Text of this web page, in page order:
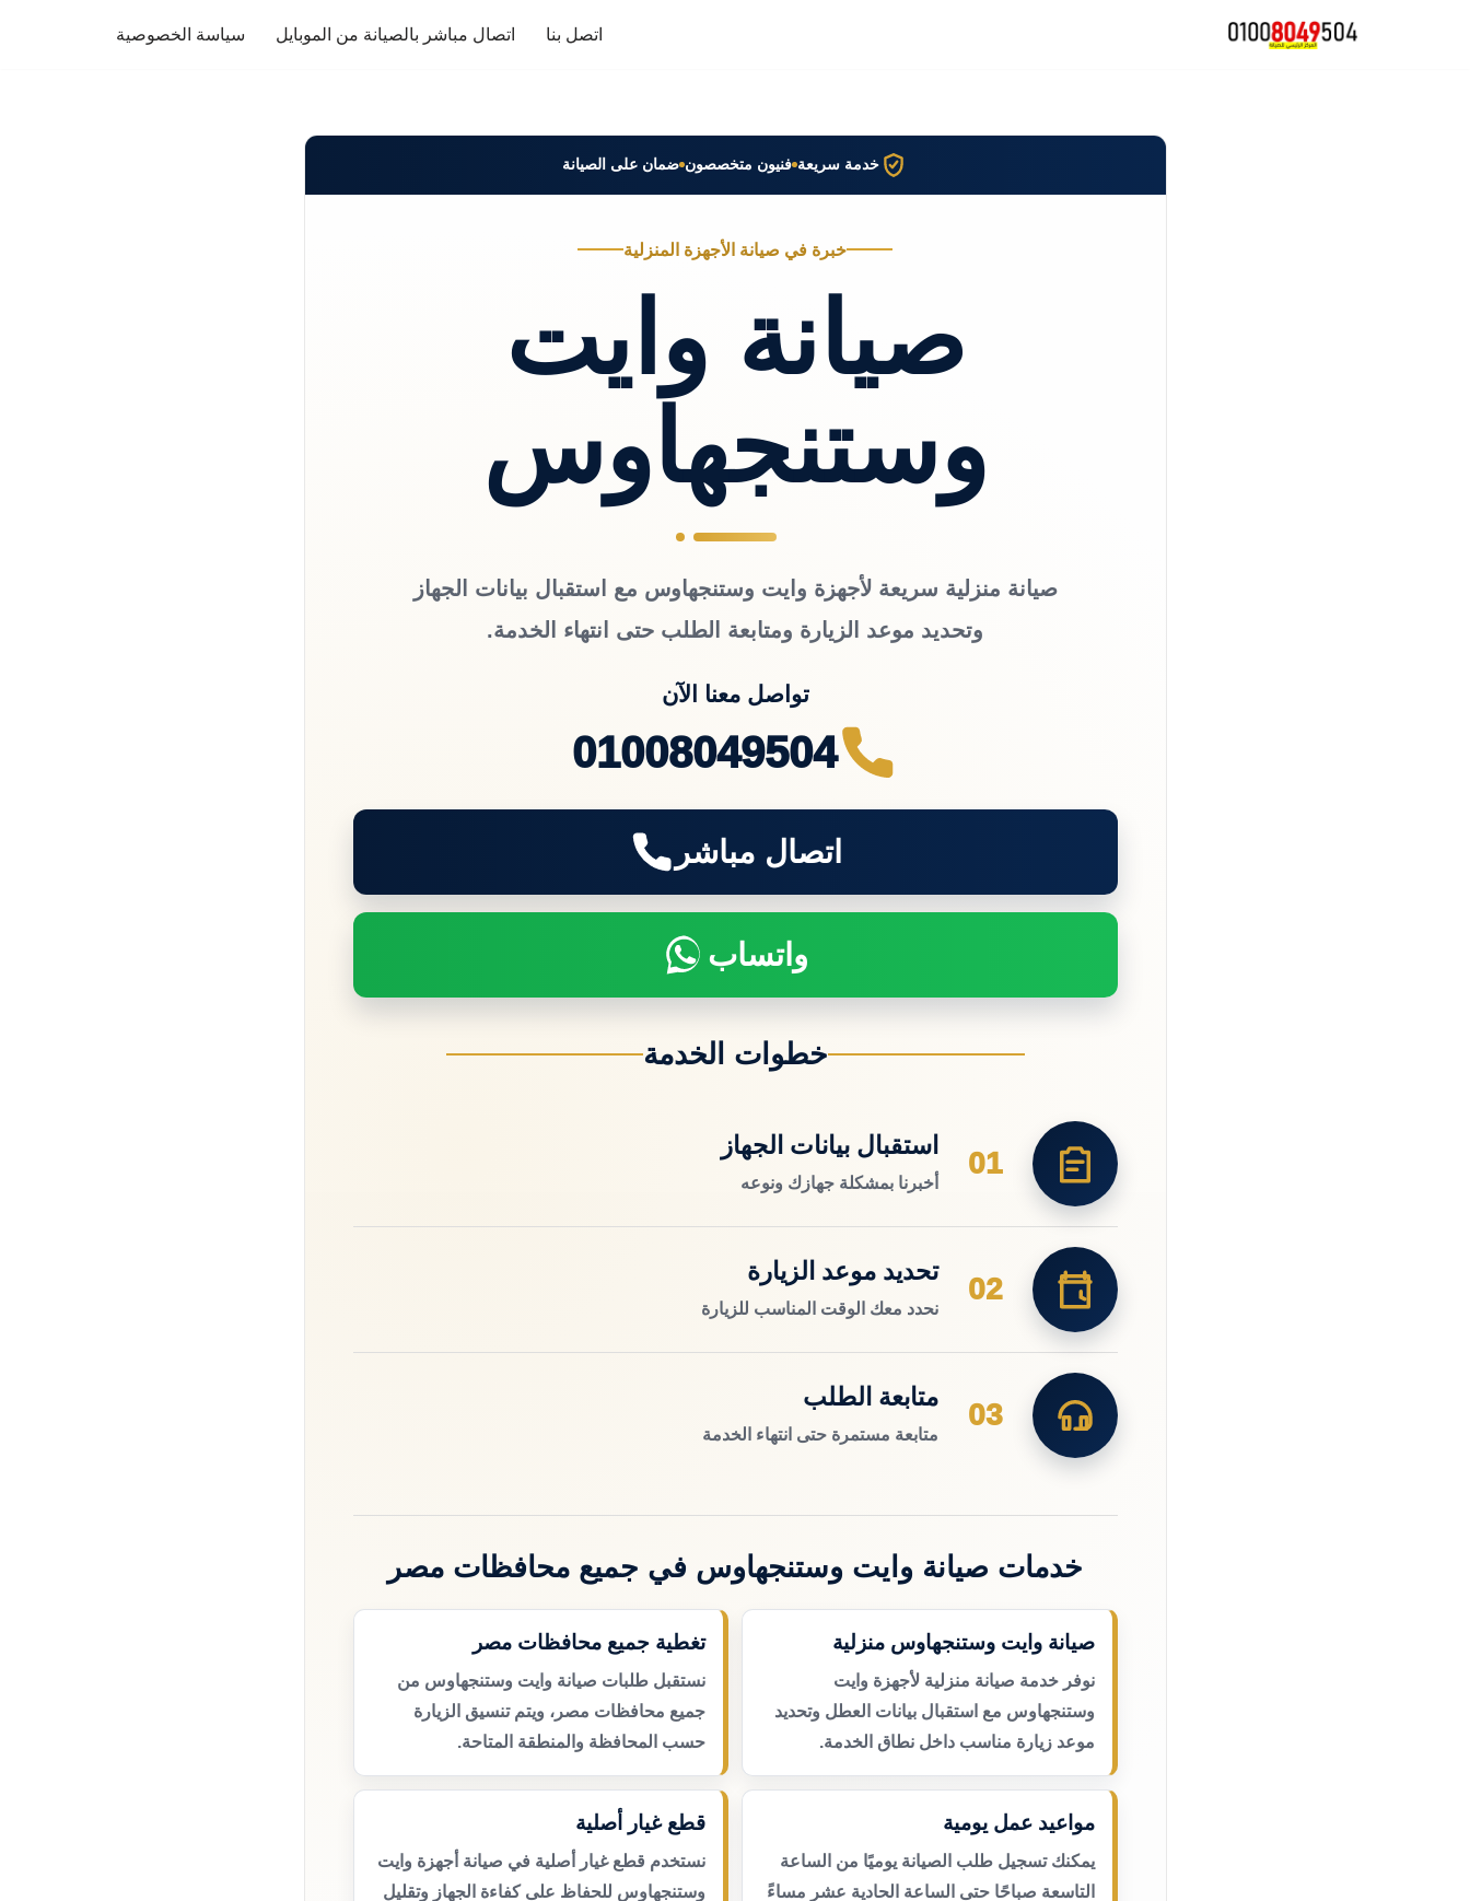
اتصل بنا اتصال مباشر بالصيانة من الموبايل سياسة الخصوصية
خدمة سريعة فنيون متخصصون ضمان على الصيانة
خبرة في صيانة الأجهزة المنزلية
صيانة وايت
وستنجهاوس
صيانة منزلية سريعة لأجهزة وايت وستنجهاوس مع استقبال بيانات الجهاز
وتحديد موعد الزيارة ومتابعة الطلب حتى انتهاء الخدمة.
تواصل معنا الآن
01008049504
اتصال مباشر
واتساب
خطوات الخدمة
01
استقبال بيانات الجهاز
أخبرنا بمشكلة جهازك ونوعه
02
تحديد موعد الزيارة
نحدد معك الوقت المناسب للزيارة
03
متابعة الطلب
متابعة مستمرة حتى انتهاء الخدمة
خدمات صيانة وايت وستنجهاوس في جميع محافظات مصر
صيانة وايت وستنجهاوس منزلية
نوفر خدمة صيانة منزلية لأجهزة وايت
وستنجهاوس مع استقبال بيانات العطل وتحديد
موعد زيارة مناسب داخل نطاق الخدمة.
تغطية جميع محافظات مصر
نستقبل طلبات صيانة وايت وستنجهاوس من
جميع محافظات مصر، ويتم تنسيق الزيارة
حسب المحافظة والمنطقة المتاحة.
مواعيد عمل يومية
يمكنك تسجيل طلب الصيانة يوميًا من الساعة
التاسعة صباحًا حتى الساعة الحادية عشر مساءً
قطع غيار أصلية
نستخدم قطع غيار أصلية في صيانة أجهزة وايت
وستنجهاوس للحفاظ على كفاءة الجهاز وتقليل